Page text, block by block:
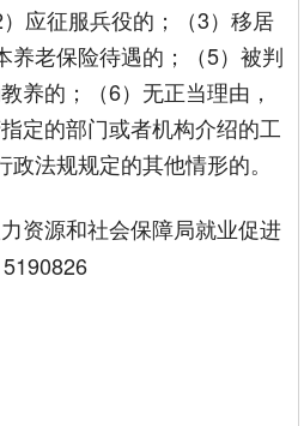
）应征服兵役的；（3）移居
养老保险待遇的；（5）被判
养的；（6）无正当理由，
定的部门或者机构介绍的工
法规规定的其他情形的。
力资源和社会保障局就业促进